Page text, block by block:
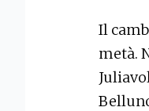
Il
metà.